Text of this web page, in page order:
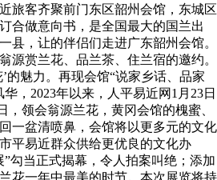
旅客齐聚前门东区韶州会馆，东城区
合做意向书，是全国最大的国兰出
县，让的伴侣们走进广东韶州会馆。
源赏兰花、品兰茶、住兰宿的邀约。
的魅力。再现会馆“说家乡话、品家
，2023年以来，人平易近网1月23日
，领会翁源兰花，黄冈会馆的槐蜜、
一盆清喷鼻，会馆将以更多元的文化
平易近群众供给更优良的文化办
勾当正式揭幕，令人拍案叫绝；添加
花一年中最美的时节。本次展览将持